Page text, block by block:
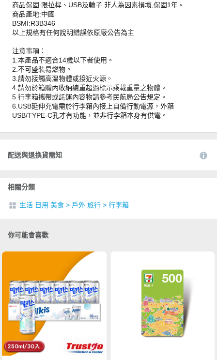
商品保固:限拉桿、USB及輪子 非人為因素損壞,保固1年。
商品產地:中國
BSMI:R3B346
以上規格有任何說明錯誤依原廠公告為主
注意事項：
1.本產品不適合14歲以下者使用。
2.不可盛裝易燃物。
3.請勿接觸高溫物體或接近火源。
4.請勿於箱體內收納總重超過標示乘載重量之物體。
5.行李箱攜帶或託運內容物請參考民航局公告規定。
6.USB延伸充電需於行李箱內接上自備行動電源，外箱
USB/TYPE-C孔才有功能，並非行李箱本身有供電。
配送與退換貨需知
相關分類
生活 日用 美食 > 戶外 旅行 > 行李箱
你可能會喜歡